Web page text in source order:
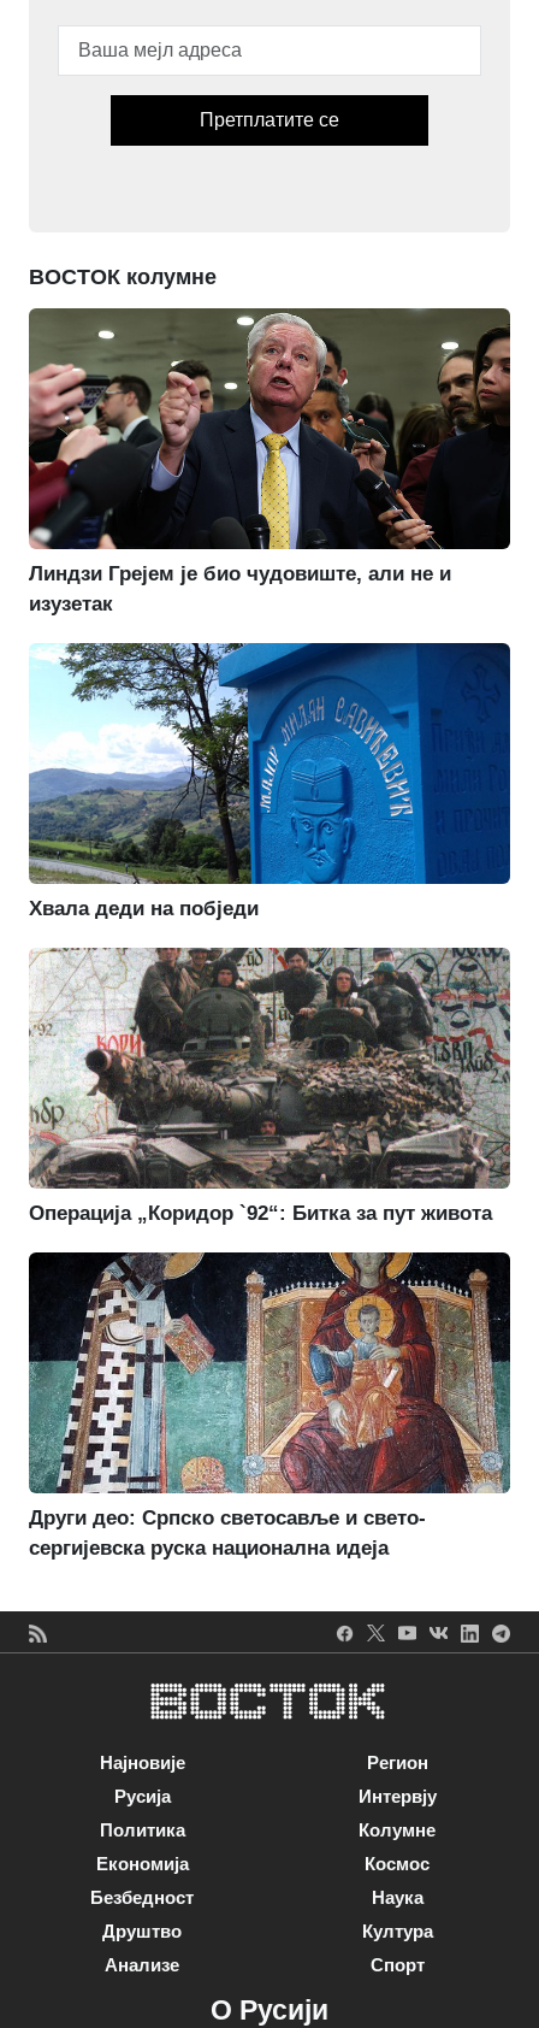
Претплатите се
ВОСТОК колумне
Линдзи Грејем је био чудовиште, али не и
изузетак
Хвала деди на побједи
Операција „Коридор `92“: Битка за пут живота
Други део: Српско светосавље и свето-
сергијевска руска национална идеја
Најновије
Русија
Политика
Економија
Безбедност
Друштво
Анализе
Регион
Интервју
Колумне
Космос
Наука
Култура
Спорт
О Русији